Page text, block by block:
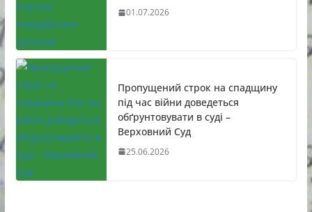
01.07.2026
Пропущений строк на спадщину
під час війни доведеться
обґрунтовувати в суді –
Верховний Суд
25.06.2026